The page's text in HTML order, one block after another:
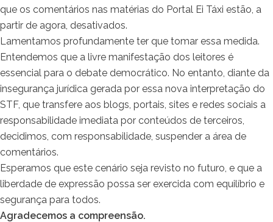
que os comentários nas matérias do Portal Ei Táxi estão, a
partir de agora, desativados.
Lamentamos profundamente ter que tomar essa medida.
Entendemos que a livre manifestação dos leitores é
essencial para o debate democrático. No entanto, diante da
insegurança jurídica gerada por essa nova interpretação do
STF, que transfere aos blogs, portais, sites e redes sociais a
responsabilidade imediata por conteúdos de terceiros,
decidimos, com responsabilidade, suspender a área de
comentários.
Esperamos que este cenário seja revisto no futuro, e que a
liberdade de expressão possa ser exercida com equilíbrio e
segurança para todos.
Agradecemos a compreensão.